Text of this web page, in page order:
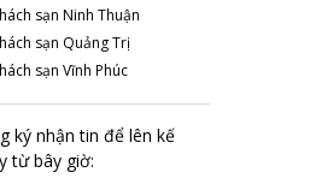
sạn Ninh Thuận
sạn Quảng Trị
sạn Vĩnh Phúc
ký nhận tin để lên kế
từ bây giờ: